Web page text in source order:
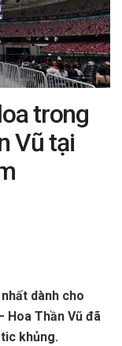
trong
Vũ tại
dành cho
Hoa Thần Vũ đã
khủng.